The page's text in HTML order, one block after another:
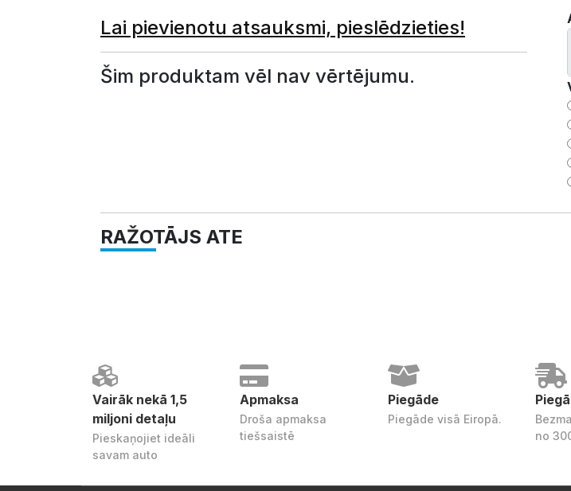
Lai pievienotu atsauksmi, pieslēdzieties!
Šim produktam vēl nav vērtējumu.
RAŽOTĀJS ATE
Vairāk nekā 1,5
miljoni detaļu
Pieskaņojiet ideāli
savam auto
Apmaksa
Droša apmaksa
tiešsaistē
Piegāde
Piegāde visā Eiropā.
no